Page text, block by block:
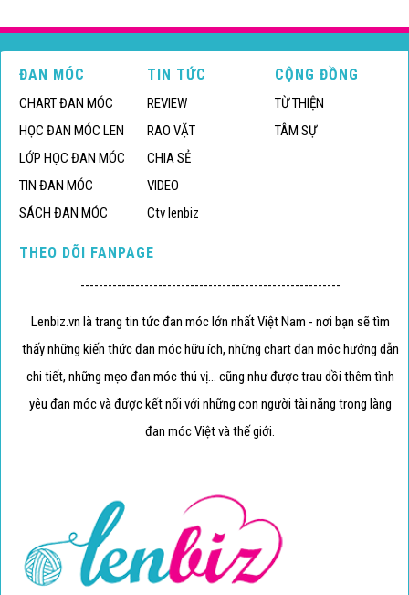
ĐAN MÓC
CHART ĐAN MÓC
HỌC ĐAN MÓC LEN
LỚP HỌC ĐAN MÓC
TIN ĐAN MÓC
SÁCH ĐAN MÓC
TIN TỨC
REVIEW
RAO VẶT
CHIA SẺ
VIDEO
Ctv lenbiz
CỘNG ĐỒNG
TỪ THIỆN
TÂM SỰ
THEO DÕI FANPAGE
---------------------------------------------------------
Lenbiz.vn là trang tin tức đan móc lớn nhất Việt Nam - nơi bạn sẽ tìm
thấy những kiến thức đan móc hữu ích, những chart đan móc hướng dẫn
chi tiết, những mẹo đan móc thú vị... cũng như được trau dồi thêm tình
yêu đan móc và được kết nối với những con người tài năng trong làng
đan móc Việt và thế giới.